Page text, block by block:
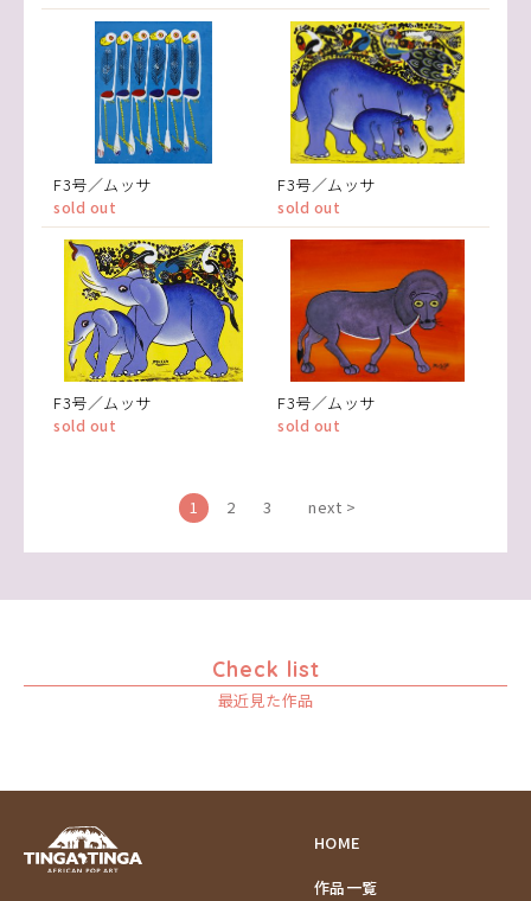
F3号／ムッサ
sold out
F3号／ムッサ
sold out
F3号／ムッサ
sold out
F3号／ムッサ
sold out
1 2 3 next >
Check list
最近見た作品
HOME
作品一覧